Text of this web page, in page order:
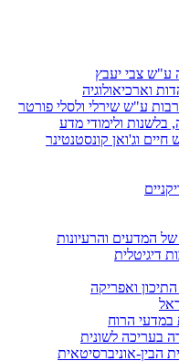
ע"ש צבי יעבץ
וארכיאולוגיה
ע"ש שירלי ולסלי פורטר
בלשנות ולימודי מדע
וג'ואן קונסטנטינר
של המדעים והרעיונות
דיגיטלית
ואפריקה
הרוח
בעריכה לשונית
הבין-אוניברסיטאית